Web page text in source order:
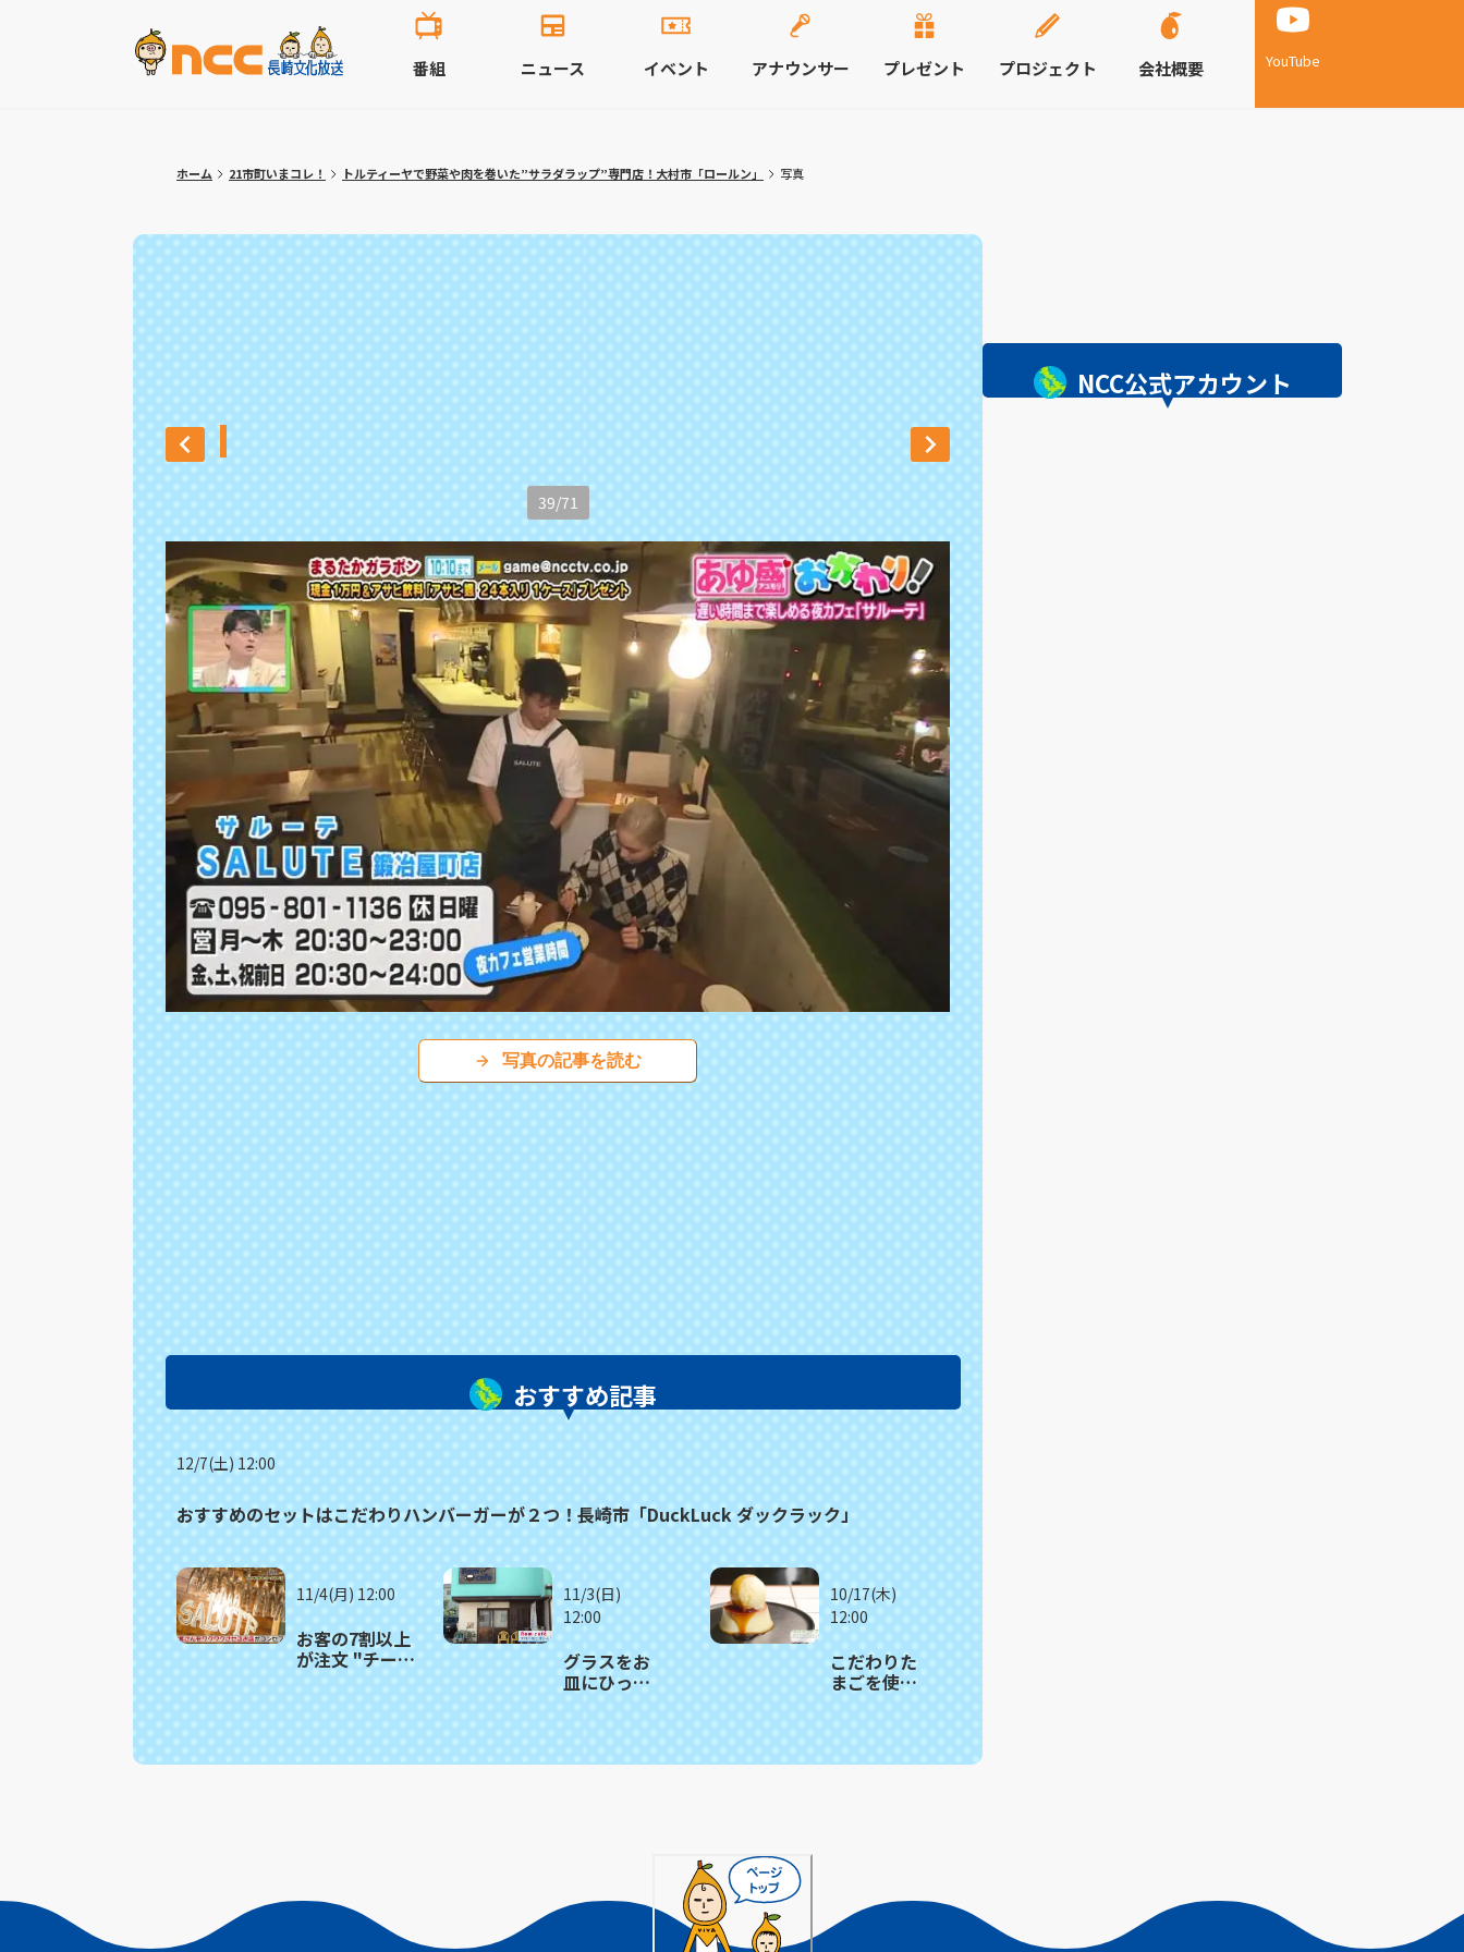
YouTube
番組 ニュース イベント アナウンサー プレゼント プロジェクト 会社概要
ホーム 21市町いまコレ！ トルティーヤで野菜や肉を巻いた”サラダラップ”専門店！大村市「ロールン」 写真
39/71
写真の記事を読む
おすすめ記事
12/7(土) 12:00
おすすめのセットはこだわりハンバーガーが２つ！長崎市「DuckLuck ダックラック」
11/4(月) 12:00
お客の7割以上
が注文 "チーズ
11/3(日)
12:00
グラスをお
皿にひっく
「Rom
10/17(木)
12:00
こだわりた
まごを使っ
崎市「Puha
NCC公式アカウント